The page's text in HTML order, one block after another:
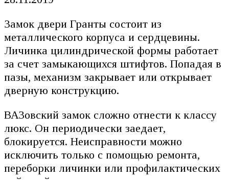
Замок двери Гранты состоит из
металлического корпуса и сердцевины.
Личинка цилиндрической формы работает
за счет замыкающихся штифтов. Попадая в
пазы, механизм закрывает или открывает
дверную конструкцию.
ВАЗовский замок сложно отнести к классу
люкс. Он периодически заедает,
блокируется. Неисправности можно
исключить только с помощью ремонта,
переборки личинки или профилактических